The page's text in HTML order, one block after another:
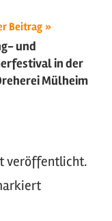
Beitrag
und
in der
Mülheim
veröffentlicht.